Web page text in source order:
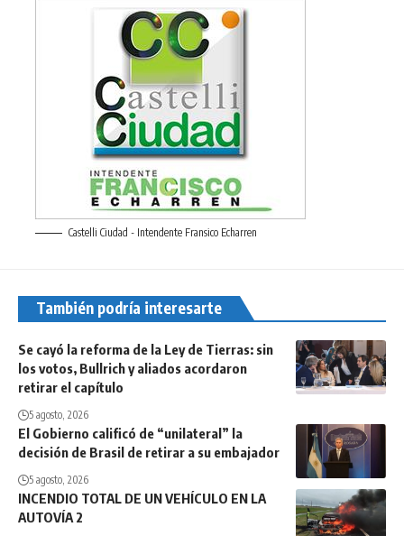
Castelli Ciudad - Intendente Fransico Echarren
También podría interesarte
Se cayó la reforma de la Ley de Tierras: sin
los votos, Bullrich y aliados acordaron
retirar el capítulo
5 agosto, 2026
El Gobierno calificó de “unilateral” la
decisión de Brasil de retirar a su embajador
5 agosto, 2026
INCENDIO TOTAL DE UN VEHÍCULO EN LA
AUTOVÍA 2